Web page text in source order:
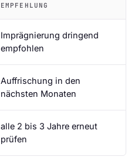
EMPFEHLUNG
Imprägnierung dringend
empfohlen
Auffrischung in den
nächsten Monaten
alle 2 bis 3 Jahre erneut
prüfen